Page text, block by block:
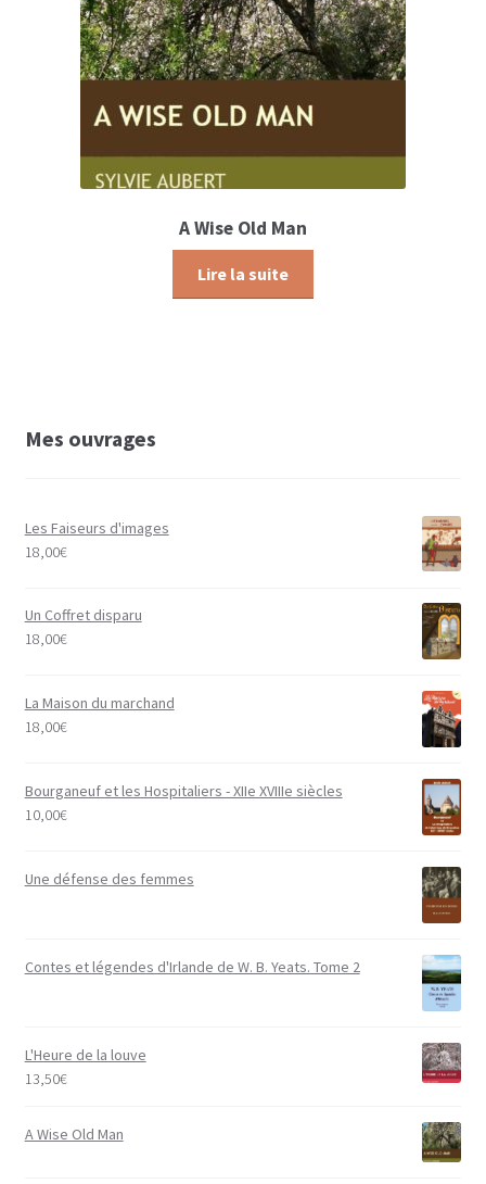
A Wise Old Man
Lire la suite
Mes ouvrages
Les Faiseurs d'images
18,00€
Un Coffret disparu
18,00€
La Maison du marchand
18,00€
Bourganeuf et les Hospitaliers - XIIe XVIIIe siècles
10,00€
Une défense des femmes
Contes et légendes d'Irlande de W. B. Yeats. Tome 2
L'Heure de la louve
13,50€
A Wise Old Man